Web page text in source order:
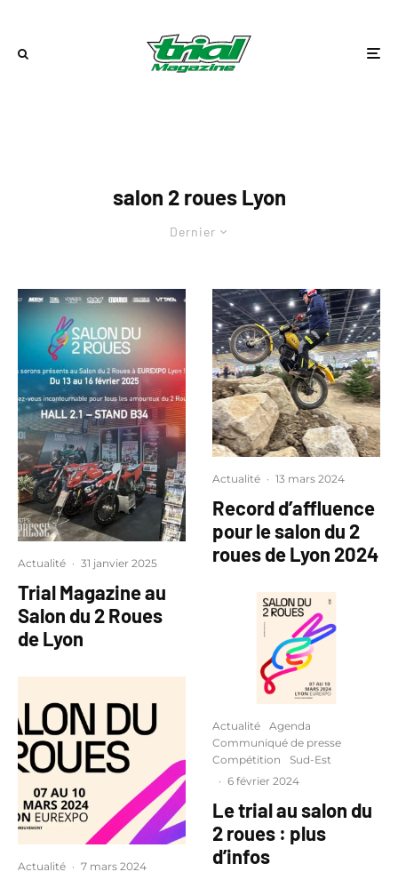
salon 2 roues Lyon
Dernier
Actualité · 31 janvier 2025
Trial Magazine au
Salon du 2 Roues
de Lyon
Actualité · 7 mars 2024
Actualité · 13 mars 2024
Record d’affluence
pour le salon du 2
roues de Lyon 2024
Actualité
Agenda
Communiqué de presse
Compétition
Sud-Est
· 6 février 2024
Le trial au salon du
2 roues : plus
d’infos